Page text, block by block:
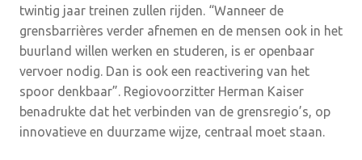
twintig jaar treinen zullen rijden. “Wanneer de
grensbarrières verder afnemen en de mensen ook in het
buurland willen werken en studeren, is er openbaar
vervoer nodig. Dan is ook een reactivering van het
spoor denkbaar”. Regiovoorzitter Herman Kaiser
benadrukte dat het verbinden van de grensregio’s, op
innovatieve en duurzame wijze, centraal moet staan.